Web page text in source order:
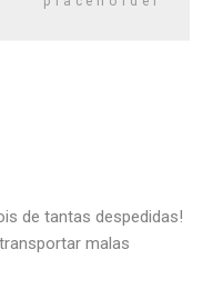
de tantas despedidas!
malas